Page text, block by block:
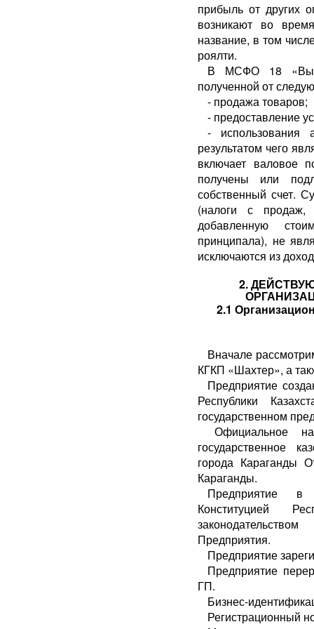
прибыль от других
возникают во
название, в том
роялти.
В МСФО 18
полученной от
- продажа товаров;
- предоставление
- использования
результатом чего
включает валовое
получены или
собственный счет.
(налоги с
добавленную
принципала), не
исключаются из
2.
2.1
Вначале
КГКП «Шахтер», а
Предприятие
Республики
государственном
Официальное
государственное
города Караганды
Караганды.
Предприятие в
Конституцией
Предприятия.
Предприятие
Предприятие
ГП.
Бизнес-
Регистрационный